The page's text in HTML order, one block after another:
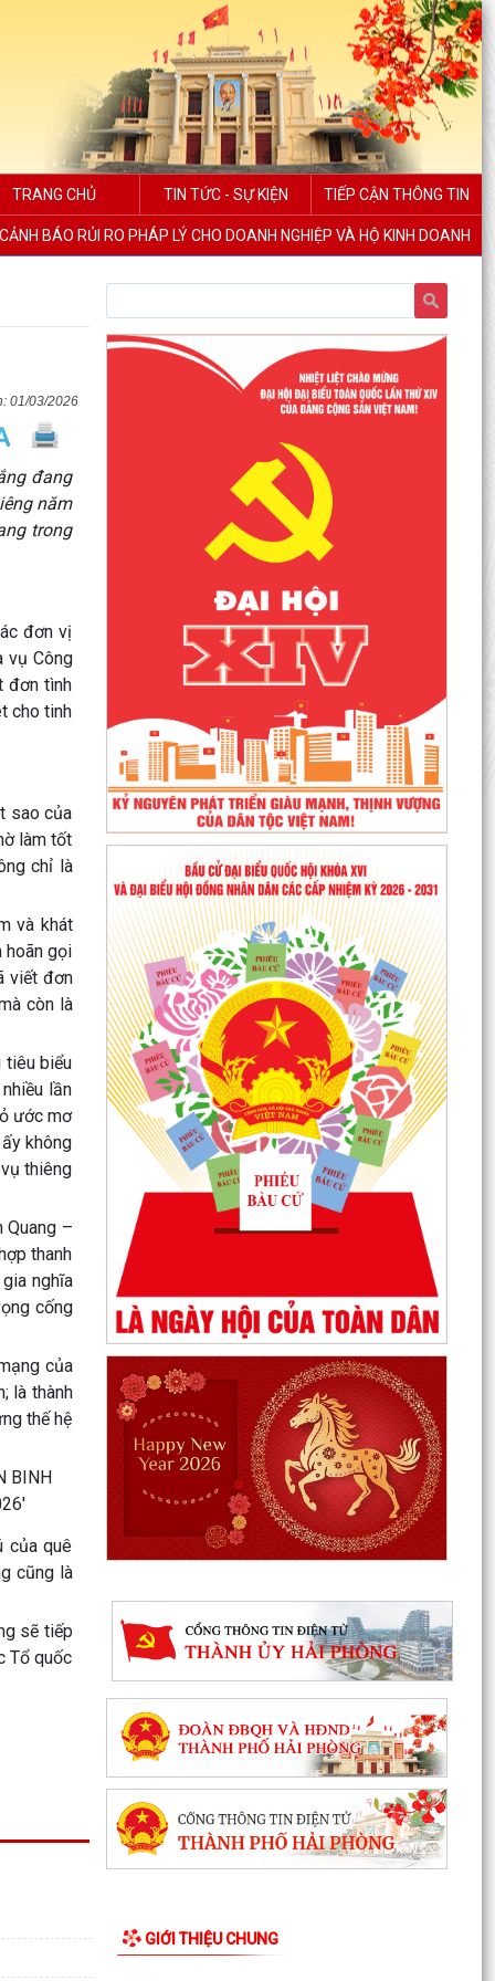
TRANG CHỦ TIN TỨC - SỰ KIỆN TIẾP CẬN THÔNG TIN
CẢNH BÁO RỦI RO PHÁP LÝ CHO DOANH NGHIỆP VÀ HỘ KINH DOANH
01/03/2026
đang
năm
trong
đơn vị
vụ Công
đơn tình
cho tinh
sao của
làm tốt
chỉ là
và khát
hoãn gọi
viết đơn
còn là
tiêu biểu
lần
ước mơ
không
thiêng
Quang –
thanh
nghĩa
cống
của
là thành
thế hệ
của quê
cũng là
sẽ tiếp
Tổ quốc
GIỚI THIỆU CHUNG
Quyết định phê duyệt kết quả kỳ xét tuyển viên
chức Ban quản lý dự án đầu tư xây dựng xã
Hùng Thắng...
XÃ HÙNG THẮNG TỔ CHỨC LỄ CHÀO CỜ ĐẦU
Hải Phòng giảm thời gian giải quyết từ 50% trở
lên hơn 1.900 thủ tục hành chính
XÃ HÙNG THẮNG CÔNG BỐ CÁC QUYẾT ĐỊNH
VỀ CÔNG TÁC CÁN BỘ TẠI TRƯỜNG TRUNG
HỌC CƠ SỞ VINH QUANG
Hội nghị toàn quốc quán triệt và triển khai thực
hiện Nghị quyết Hội nghị lần thứ ba Ban Chấp
hành...
Đảng ủy xã Hùng Thắng tổ chức lớp bồi dưỡng,
TRI ÂN CÁC ANH HÙNG LIỆT SĨ – THẮP SÁNG
ĐẠO LÝ "UỐNG NƯỚC NHỚ NGUỒN"